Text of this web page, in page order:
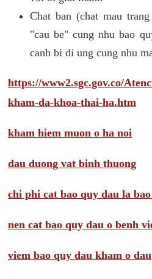
Chat ban (chat mau
"cau be" cung nhu bao
canh bi di ung cung nhu
https://www2.sgc.gov.co/
kham-da-khoa-thai-ha.htm
kham hiem muon o ha noi
dau duong vat binh thuong
chi phi cat bao quy dau la
nen cat bao quy dau o benh
viem bao quy dau kham o dau